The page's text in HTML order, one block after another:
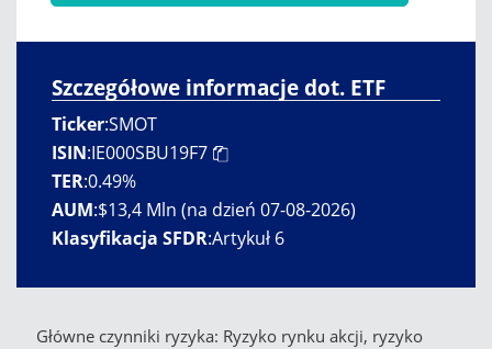
Szczegółowe informacje dot. ETF
Ticker:SMOT
ISIN:IE000SBU19F7
TER:0.49%
AUM:$13,4 Mln (na dzień 07-08-2026)
Klasyfikacja SFDR:Artykuł 6
Główne czynniki ryzyka: Ryzyko rynku akcji, ryzyko